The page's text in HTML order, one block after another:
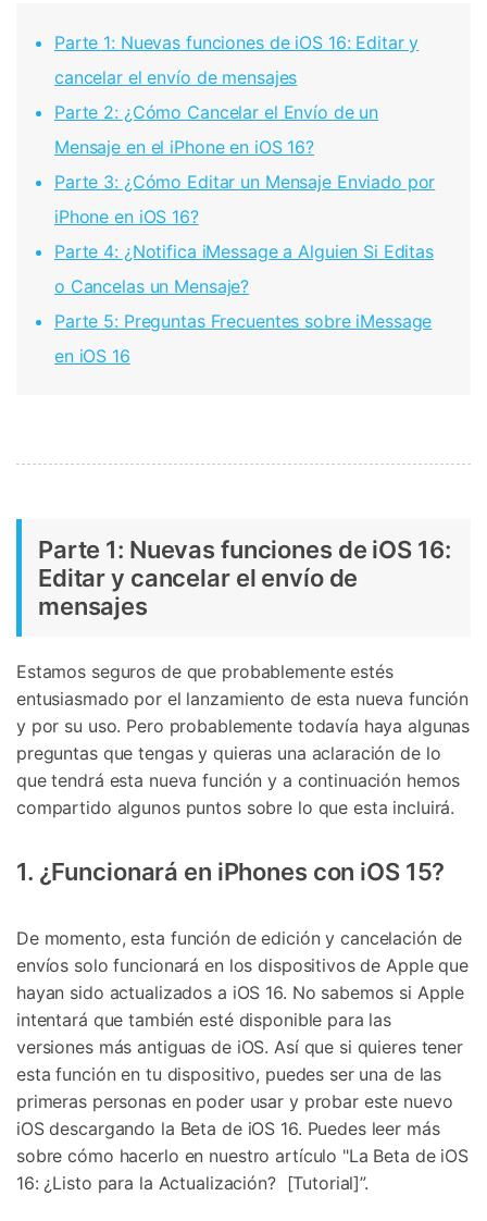
Parte 1: Nuevas funciones de iOS 16: Editar y
cancelar el envío de mensajes
Parte 2: ¿Cómo Cancelar el Envío de un
Mensaje en el iPhone en iOS 16?
Parte 3: ¿Cómo Editar un Mensaje Enviado por
iPhone en iOS 16?
Parte 4: ¿Notifica iMessage a Alguien Si Editas
o Cancelas un Mensaje?
Parte 5: Preguntas Frecuentes sobre iMessage
en iOS 16
Parte 1: Nuevas funciones de iOS 16:
Editar y cancelar el envío de
mensajes
Estamos seguros de que probablemente estés
entusiasmado por el lanzamiento de esta nueva función
y por su uso. Pero probablemente todavía haya algunas
preguntas que tengas y quieras una aclaración de lo
que tendrá esta nueva función y a continuación hemos
compartido algunos puntos sobre lo que esta incluirá.
1. ¿Funcionará en iPhones con iOS 15?
De momento, esta función de edición y cancelación de
envíos solo funcionará en los dispositivos de Apple que
hayan sido actualizados a iOS 16. No sabemos si Apple
intentará que también esté disponible para las
versiones más antiguas de iOS. Así que si quieres tener
esta función en tu dispositivo, puedes ser una de las
primeras personas en poder usar y probar este nuevo
iOS descargando la Beta de iOS 16. Puedes leer más
sobre cómo hacerlo en nuestro artículo "La Beta de iOS
16: ¿Listo para la Actualización? [Tutorial]”.